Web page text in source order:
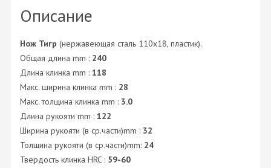
Описание
Нож Тигр (нержавеющая сталь 110х18, пластик).
Общая длина mm : 240
Длина клинка mm : 118
Макс. ширина клинка mm : 28
Макс. толщина клинка mm : 3.0
Длина рукояти mm : 122
Ширина рукояти (в ср.части)mm : 32
Толщина рукояти (в ср.части)mm: 24
Твердость клинка HRC : 59-60